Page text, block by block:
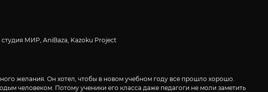
студия МИР, AniBaza, Kazoku Project
желания. Он хотел, чтобы в новом учебном году все прошло хорошо.
человеком. Потому ученики его класса даже педагоги не моли заметить